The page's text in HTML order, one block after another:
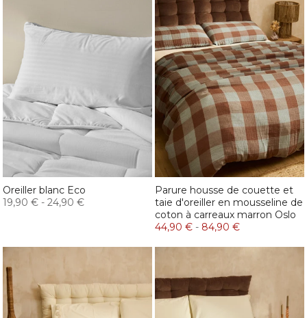
Oreiller blanc Eco
19,90 € - 24,90 €
Parure housse de couette et
taie d'oreiller en mousseline de
coton à carreaux marron Oslo
44,90 € - 84,90 €